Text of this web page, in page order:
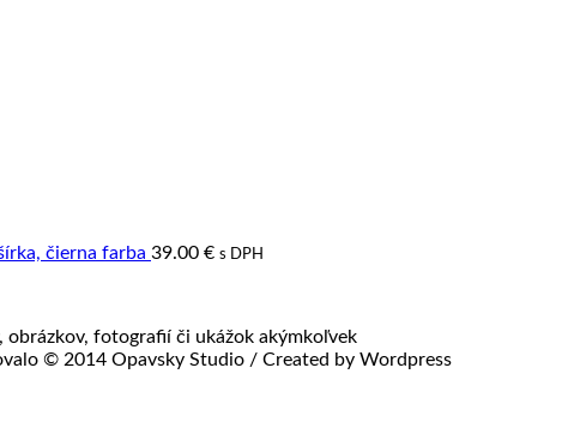
čierna farba 39.00 € s DPH
fotografií či ukážok akýmkoľvek
© 2014 Opavsky Studio / Created by Wordpress